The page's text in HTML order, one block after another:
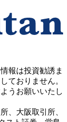
報は投資勧誘ま
ておりません。
うお願いいたし
、大阪取引所、